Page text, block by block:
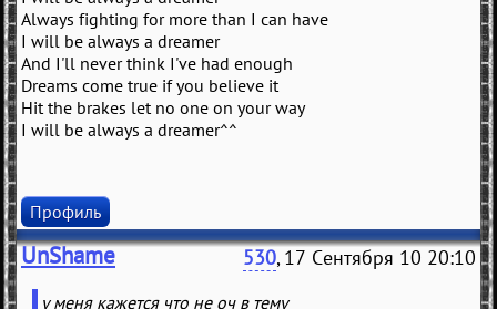
Always fighting for more than I can have
I will be always a dreamer
And I'll never think I've had enough
Dreams come true if you believe it
Hit the brakes let no one on your way
I will be always a dreamer^^
Профиль
UnShame 530, 17 Сентября 10 20:10
у меня кажется что не оч в тему